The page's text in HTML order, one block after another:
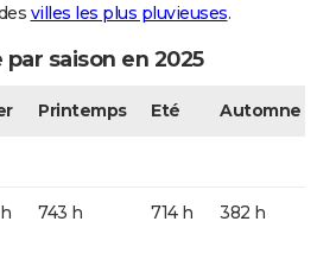
villes les plus pluvieuses.
saison en 2025
Printemps Eté Automne
743 h 714 h 382 h